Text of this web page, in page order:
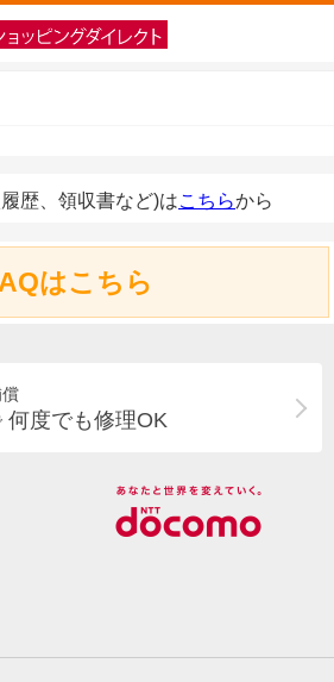
歴、領収書など)はこちらから
はこちら
何度でも修理OK